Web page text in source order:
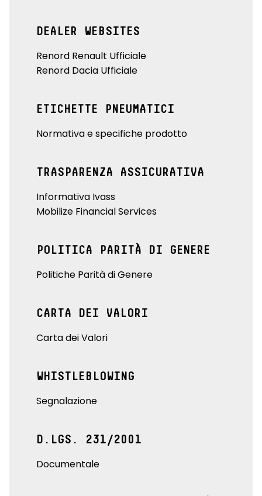
DEALER WEBSITES
Renord Renault Ufficiale
Renord Dacia Ufficiale
ETICHETTE PNEUMATICI
Normativa e specifiche prodotto
TRASPARENZA ASSICURATIVA
Informativa Ivass
Mobilize Financial Services
POLITICA PARITÀ DI GENERE
Politiche Parità di Genere
CARTA DEI VALORI
Carta dei Valori
WHISTLEBLOWING
Segnalazione
D.LGS. 231/2001
Documentale